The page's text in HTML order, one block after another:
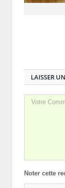
LAISSER
Noter cette